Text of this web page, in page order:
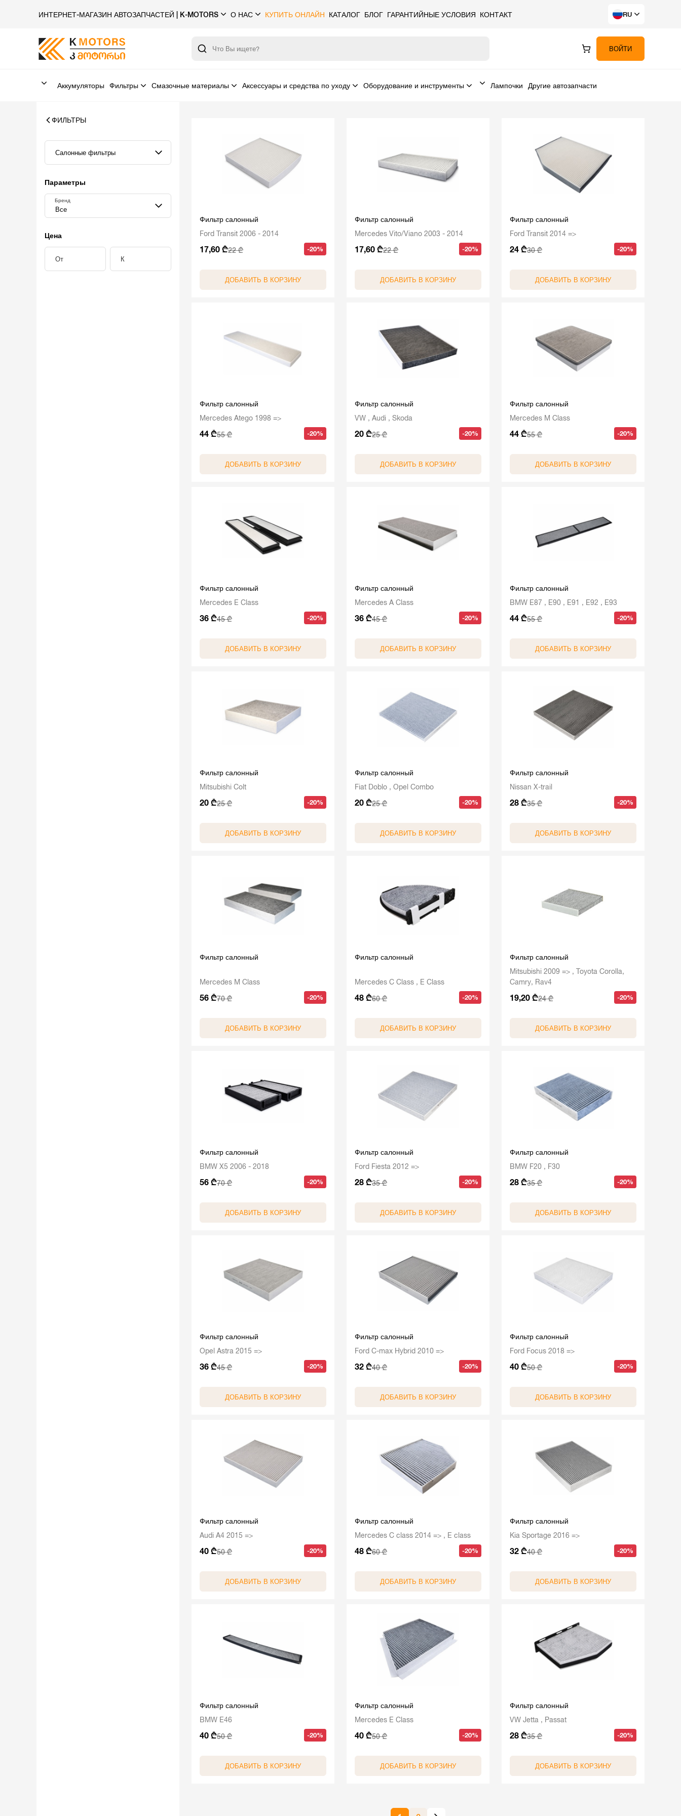
ИНТЕРНЕТ-МАГАЗИН АВТОЗАПЧАСТЕЙ | K-MOTORS О НАС КУПИТЬ ОНЛАЙН КАТАЛОГ БЛОГ ГАРАНТИЙНЫЕ УСЛОВИЯ КОНТАКТ RU
ВОЙТИ
Аккумуляторы Фильтры Смазочные материалы Аксессуары и средства по уходу Оборудование и инструменты Лампочки Другие автозапчасти
ФИЛЬТРЫ
Салонные фильтры
Параметры
Все
Бренд
Цена
От К
Фильтр салонный
Ford Transit 2006 - 2014
17,60 ₾22 ₾ -20%
ДОБАВИТЬ В КОРЗИНУ
Фильтр салонный
Mercedes Vito/Viano 2003 - 2014
17,60 ₾22 ₾ -20%
ДОБАВИТЬ В КОРЗИНУ
Фильтр салонный
Ford Transit 2014 =>
24 ₾30 ₾ -20%
ДОБАВИТЬ В КОРЗИНУ
Фильтр салонный
Mercedes Atego 1998 =>
44 ₾55 ₾ -20%
ДОБАВИТЬ В КОРЗИНУ
Фильтр салонный
VW , Audi , Skoda
20 ₾25 ₾ -20%
ДОБАВИТЬ В КОРЗИНУ
Фильтр салонный
Mercedes M Class
44 ₾55 ₾ -20%
ДОБАВИТЬ В КОРЗИНУ
Фильтр салонный
Mercedes E Class
36 ₾45 ₾ -20%
ДОБАВИТЬ В КОРЗИНУ
Фильтр салонный
Mercedes A Class
36 ₾45 ₾ -20%
ДОБАВИТЬ В КОРЗИНУ
Фильтр салонный
BMW E87 , E90 , E91 , E92 , E93
44 ₾55 ₾ -20%
ДОБАВИТЬ В КОРЗИНУ
Фильтр салонный
Mitsubishi Colt
20 ₾25 ₾ -20%
ДОБАВИТЬ В КОРЗИНУ
Фильтр салонный
Fiat Doblo , Opel Combo
20 ₾25 ₾ -20%
ДОБАВИТЬ В КОРЗИНУ
Фильтр салонный
Nissan X-trail
28 ₾35 ₾ -20%
ДОБАВИТЬ В КОРЗИНУ
Фильтр салонный
Mercedes M Class
56 ₾70 ₾ -20%
ДОБАВИТЬ В КОРЗИНУ
Фильтр салонный
Mercedes C Class , E Class
48 ₾60 ₾ -20%
ДОБАВИТЬ В КОРЗИНУ
Фильтр салонный
Mitsubishi 2009 => , Toyota Corolla,
Camry, Rav4
19,20 ₾24 ₾ -20%
ДОБАВИТЬ В КОРЗИНУ
Фильтр салонный
BMW X5 2006 - 2018
56 ₾70 ₾ -20%
ДОБАВИТЬ В КОРЗИНУ
Фильтр салонный
Ford Fiesta 2012 =>
28 ₾35 ₾ -20%
ДОБАВИТЬ В КОРЗИНУ
Фильтр салонный
BMW F20 , F30
28 ₾35 ₾ -20%
ДОБАВИТЬ В КОРЗИНУ
Фильтр салонный
Opel Astra 2015 =>
36 ₾45 ₾ -20%
ДОБАВИТЬ В КОРЗИНУ
Фильтр салонный
Ford C-max Hybrid 2010 =>
32 ₾40 ₾ -20%
ДОБАВИТЬ В КОРЗИНУ
Фильтр салонный
Ford Focus 2018 =>
40 ₾50 ₾ -20%
ДОБАВИТЬ В КОРЗИНУ
Фильтр салонный
Audi A4 2015 =>
40 ₾50 ₾ -20%
ДОБАВИТЬ В КОРЗИНУ
Фильтр салонный
Mercedes C class 2014 => , E class
48 ₾60 ₾ -20%
ДОБАВИТЬ В КОРЗИНУ
Фильтр салонный
Kia Sportage 2016 =>
32 ₾40 ₾ -20%
ДОБАВИТЬ В КОРЗИНУ
Фильтр салонный
BMW E46
40 ₾50 ₾ -20%
ДОБАВИТЬ В КОРЗИНУ
Фильтр салонный
Mercedes E Class
40 ₾50 ₾ -20%
ДОБАВИТЬ В КОРЗИНУ
Фильтр салонный
VW Jetta , Passat
28 ₾35 ₾ -20%
ДОБАВИТЬ В КОРЗИНУ